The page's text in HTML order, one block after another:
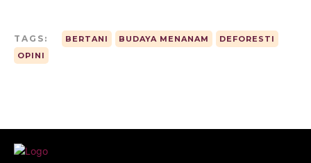
TAGS: BERTANI BUDAYA MENANAM
DEFORESTI
OPINI